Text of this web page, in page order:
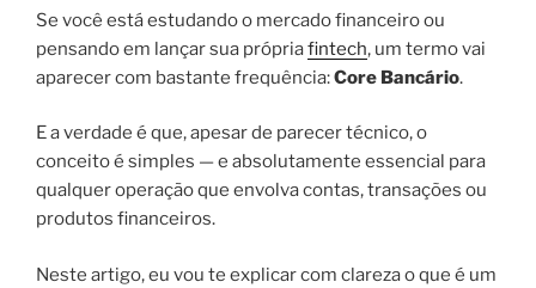
Se você está estudando o mercado financeiro ou
pensando em lançar sua própriafintech, um termo vai
aparecer com bastante frequência:Core Bancário.
E a verdade é que, apesar de parecer técnico, o
conceito é simples — e absolutamente essencial para
qualquer operação que envolva contas, transações ou
produtos financeiros.
Neste artigo, eu vou te explicar com clareza o que é um